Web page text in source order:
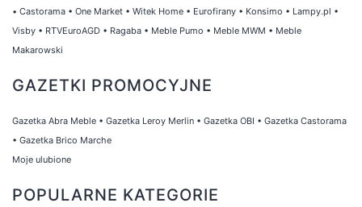
• Castorama • One Market • Witek Home • Eurofirany • Konsimo • Lampy.pl •
Visby • RTVEuroAGD • Ragaba • Meble Pumo • Meble MWM • Meble
Makarowski
GAZETKI PROMOCYJNE
Gazetka Abra Meble • Gazetka Leroy Merlin • Gazetka OBI • Gazetka Castorama
• Gazetka Brico Marche
Moje ulubione
POPULARNE KATEGORIE